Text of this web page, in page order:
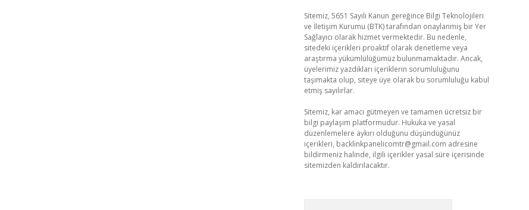
Sitemiz, 5651 Sayılı Kanun gereğince Bilgi Teknolojileri
ve İletişim Kurumu (BTK) tarafından onaylanmış bir Yer
Sağlayıcı olarak hizmet vermektedir. Bu nedenle,
sitedeki içerikleri proaktif olarak denetleme veya
araştırma yükümlülüğümüz bulunmamaktadır. Ancak,
üyelerimiz yazdıkları içeriklerin sorumluluğunu
taşımakta olup, siteye üye olarak bu sorumluluğu kabul
etmiş sayılırlar.
Sitemiz, kar amacı gütmeyen ve tamamen ücretsiz bir
bilgi paylaşım platformudur. Hukuka ve yasal
düzenlemelere aykırı olduğunu düşündüğünüz
içerikleri, backlinkpanelicomtr@gmail.com adresine
bildirmeniz halinde, ilgili içerikler yasal süre içerisinde
sitemizden kaldırılacaktır.